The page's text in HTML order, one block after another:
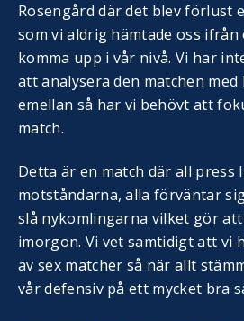
Rosengård där det blev förlust
som vi aldrig hämtade oss ifrån
komma upp i vår nivå. Vi har
att analysera den matchen
emellan så har vi behövt att
match.
Detta är en match där all press
motståndarna, alla förväntar
slå nykomlingarna vilket gör
imorgon. Vi vet samtidigt att vi
av sex matcher så när allt
vår defensiv på ett mycket bra